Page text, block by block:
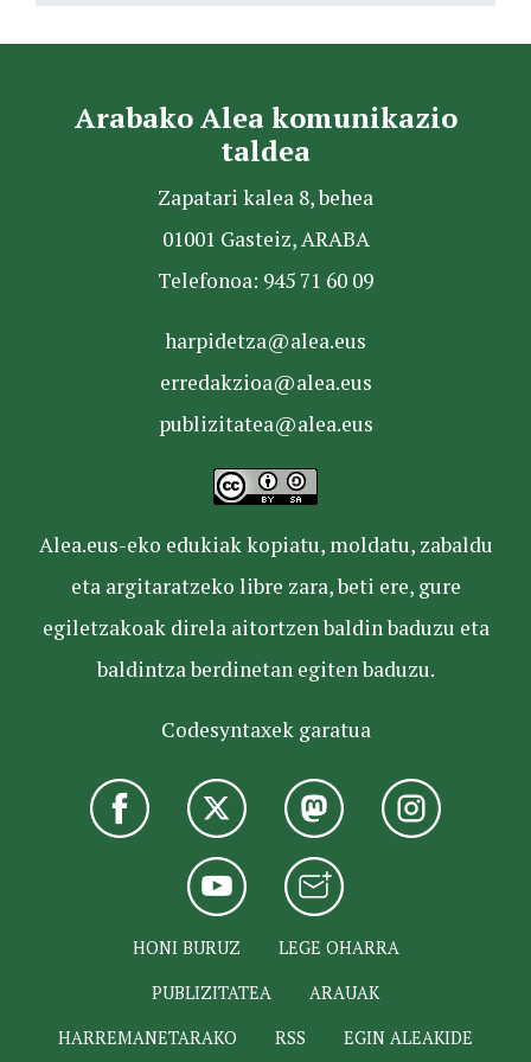
Arabako Alea komunikazio
taldea
Zapatari kalea 8, behea
01001 Gasteiz, ARABA
Telefonoa: 945 71 60 09
harpidetza@alea.eus
erredakzioa@alea.eus
publizitatea@alea.eus
Alea.eus-eko edukiak kopiatu, moldatu, zabaldu
eta argitaratzeko libre zara, beti ere, gure
egiletzakoak direla aitortzen baldin baduzu eta
baldintza berdinetan egiten baduzu.
Codesyntaxek garatua
HONI BURUZ
LEGE OHARRA
PUBLIZITATEA
ARAUAK
HARREMANETARAKO
RSS EGIN ALEAKIDE